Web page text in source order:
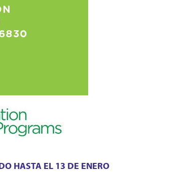
HASTA EL 13 DE ENERO